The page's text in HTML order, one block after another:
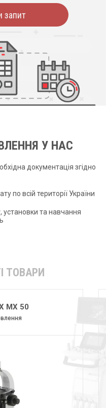
запит
У НАС
документація згідно
по всій території України
установки та навчання
ТОВАРИ
MX 50